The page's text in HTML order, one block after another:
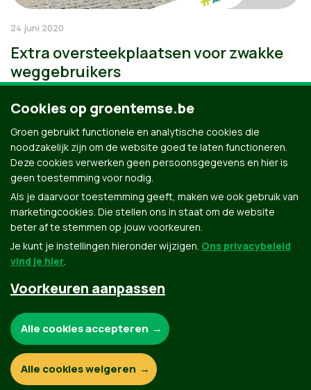
24 juni 2020
Extra oversteekplaatsen voor zwakke
weggebruikers
Groen.be
© Copyright Groen 2026 | Gemaakt met NationBuilder
Contact Privacybeleid
Cookies op groentemse.be
Groen gebruikt functionele en analytische cookies die
noodzakelijk zijn om de website goed te laten functioneren.
Deze cookies verwerken geen persoonsgegevens en hier is
geen toestemming voor nodig.
Als je daarvoor toestemming geeft, maken we ook gebruik van
marketingcookies. Die stellen ons in staat om de website
beter af te stemmen op jouw voorkeuren.
Je kunt je instellingen hieronder wijzigen. Ons privacybeleid
vind je hier.
Voorkeuren aanpassen
Functionele en analytische cookies:
Alle cookies accepteren
Alle cookies weigeren